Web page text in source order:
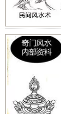
然得话就很
这种脸相
策的事情，
分配权和利
跟，什么
人可以在
感情方面
算遇到了，